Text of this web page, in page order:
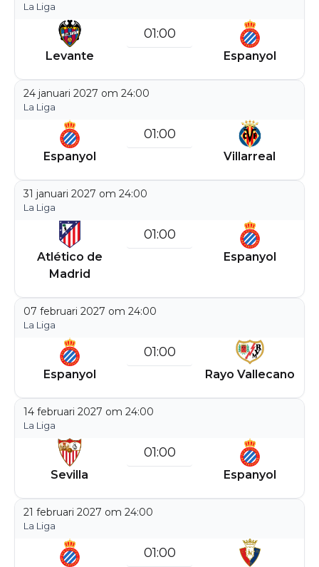
La Liga
Levante
01:00
Espanyol
24 januari 2027 om 24:00
La Liga
Espanyol
01:00
Villarreal
31 januari 2027 om 24:00
La Liga
Atlético de
Madrid
01:00
Espanyol
07 februari 2027 om 24:00
La Liga
Espanyol
01:00
Rayo Vallecano
14 februari 2027 om 24:00
La Liga
Sevilla
01:00
Espanyol
21 februari 2027 om 24:00
La Liga
01:00